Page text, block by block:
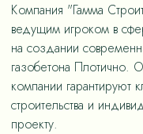
Компания "Гамма
ведущим игроком в
на создании
газобетона Плотично.
компании гарантируют
строительства и
проекту.